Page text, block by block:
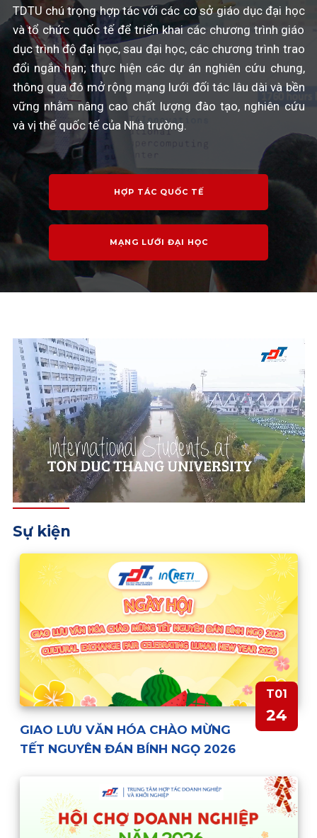
TDTU chú trọng hợp tác với các cơ sở giáo dục đại học
và tổ chức quốc tế để triển khai các chương trình giáo
dục trình độ đại học, sau đại học, các chương trình trao
đổi ngắn hạn; thực hiện các dự án nghiên cứu chung,
thông qua đó mở rộng mạng lưới đối tác lâu dài và bền
vững nhằm nâng cao chất lượng đào tạo, nghiên cứu
và vị thế quốc tế của Nhà trường.
HỢP TÁC QUỐC TẾ
MẠNG LƯỚI ĐẠI HỌC
Sự kiện
T01
24
GIAO LƯU VĂN HÓA CHÀO MỪNG
TẾT NGUYÊN ĐÁN BÍNH NGỌ 2026